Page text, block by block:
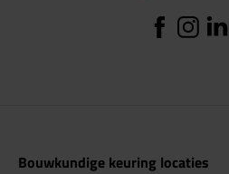
Facebook
Bouwkundige keuring locaties